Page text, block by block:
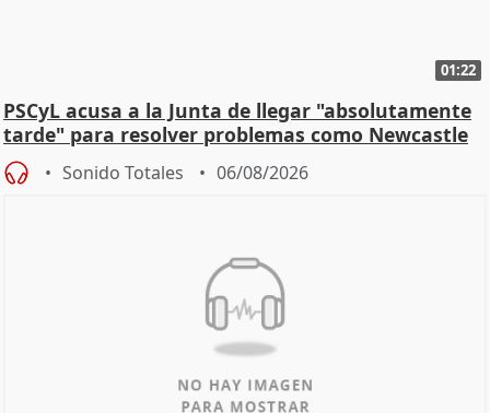
01:22
PSCyL acusa a la Junta de llegar "absolutamente
tarde" para resolver problemas como Newcastle
Sonido Totales 06/08/2026